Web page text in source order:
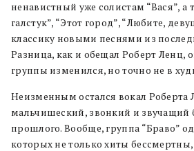
ненавистный уже солистам “Вася”, а
галстук”, “Этот город”, “Любите,
классику новыми песнями из
Разница, как и обещал Роберт Ленц,
группы изменился, но точно не в
Неизменным остался вокал Роберта
мальчишеский, звонкий и звучащий
прошлого. Вообще, группа “Браво”
которых не только хиты бессмертны,